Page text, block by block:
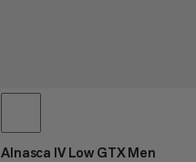
Alnasca IV Low GTX Men